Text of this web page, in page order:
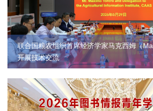
研
究
生
养
联合国粮农组织首席经济学家马克西姆（
开展技术交流